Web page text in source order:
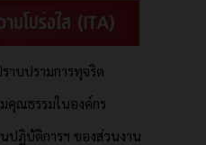
าบปรามการทุจริต
คุณธรรมในองค์กร
ปฏิบัติการฯ ของส่วนงาน